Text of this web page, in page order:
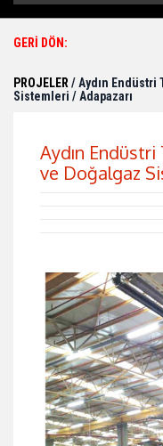
GERİ DÖN:
PROJELER/ Aydın Endüstri
Sistemleri / Adapazarı
Aydın
ve Doğalgaz